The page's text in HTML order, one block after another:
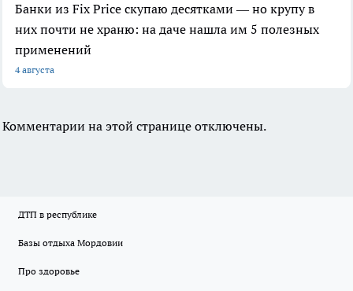
Банки из Fix Price скупаю десятками — но крупу в
них почти не храню: на даче нашла им 5 полезных
применений
4 августа
Комментарии на этой странице отключены.
ДТП в республике
Базы отдыха Мордовии
Про здоровье